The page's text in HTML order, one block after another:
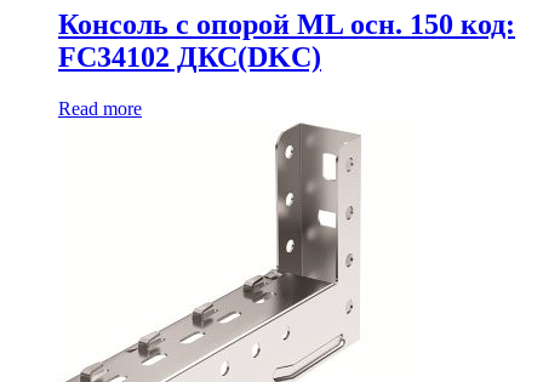
Консоль с опорой ML осн. 150 код:
FC34102 ДКС(DKC)
Read more